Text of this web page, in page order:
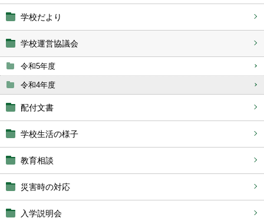
学校だより
学校運営協議会
令和5年度
令和4年度
配付文書
学校生活の様子
教育相談
災害時の対応
入学説明会